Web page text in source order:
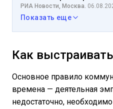
РИА Новости, Москва.
Показать еще
Как
Основное правило
времена — деятельная
недостаточно,